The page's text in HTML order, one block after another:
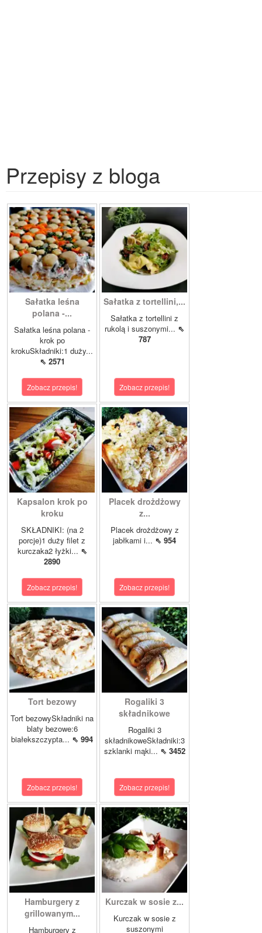
Przepisy z bloga
Sałatka leśna
polana -...
Sałatka leśna polana -
krok po
krokuSkładniki:1 duży...
⇖ 2571
Zobacz przepis!
Sałatka z tortellini,...
Sałatka z tortellini z
rukolą i suszonymi... ⇖
787
Zobacz przepis!
Kapsalon krok po
kroku
SKŁADNIKI: (na 2
porcje)1 duży filet z
kurczaka2 łyżki... ⇖
2890
Zobacz przepis!
Placek drożdżowy
z...
Placek drożdżowy z
jabłkami i... ⇖ 954
Zobacz przepis!
Tort bezowy
Tort bezowySkładniki na
blaty bezowe:6
białekszczypta... ⇖ 994
Zobacz przepis!
Rogaliki 3
składnikowe
Rogaliki 3
składnikoweSkładniki:3
szklanki mąki... ⇖ 3452
Zobacz przepis!
Hamburgery z
grillowanym...
Hamburgery z
Kurczak w sosie z...
Kurczak w sosie z
suszonymi